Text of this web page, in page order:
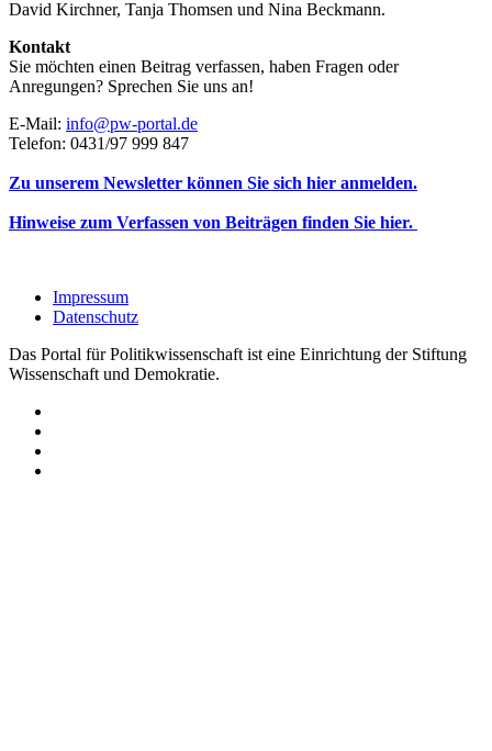
David Kirchner, Tanja Thomsen und Nina Beckmann.
Kontakt
Sie möchten einen Beitrag verfassen, haben Fragen oder
Anregungen? Sprechen Sie uns an!
E-Mail: info@pw-portal.de
Telefon: 0431/97 999 847
Zu unserem Newsletter können Sie sich hier anmelden.
Hinweise zum Verfassen von Beiträgen finden Sie hier.
Impressum
Datenschutz
Das Portal für Politikwissenschaft ist eine Einrichtung der Stiftung
Wissenschaft und Demokratie.